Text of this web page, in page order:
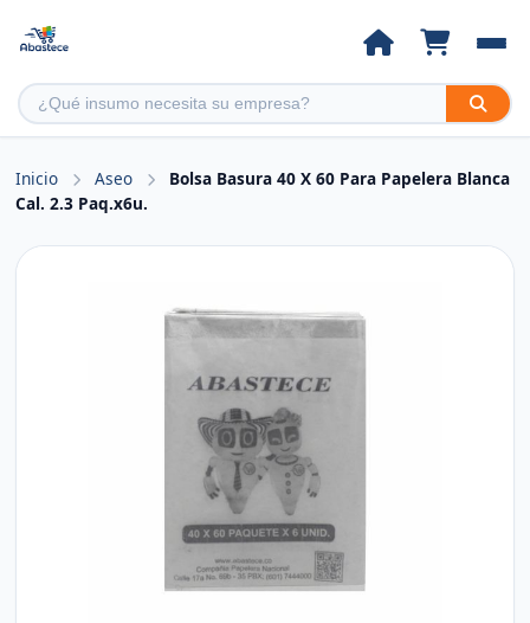
Inicio Aseo
Bolsa Basura 40 X 60 Para Papelera Blanca
Cal. 2.3 Paq.x6u.